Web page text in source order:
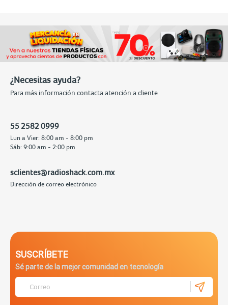
¿Necesitas ayuda?
Para más información contacta atención a cliente
55 2582 0999
Lun a Vier: 8:00 am - 8:00 pm
Sáb: 9:00 am - 2:00 pm
sclientes@radioshack.com.mx
Dirección de correo electrónico
SUSCRÍBETE
Sé parte de la mejor comunidad en tecnología